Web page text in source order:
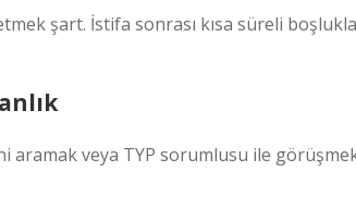
şart. İstifa sonrası kısa süreli
aramak veya TYP sorumlusu ile